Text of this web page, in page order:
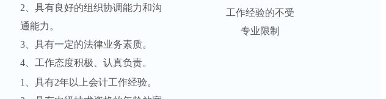
工作经验的不受
专业限制
2、具有良好的组织协调能力和沟
通能力。
3、具有一定的法律业务素质。
4、工作态度积极、认真负责。
1、具有2年以上会计工作经验。